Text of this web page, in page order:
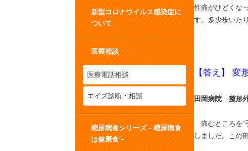
性痛がひどくな
す。多少歩いた
【答え】 変
田岡病院 整形
痛むところを“
しました。この
新型コロナウイルス感染症に
ついて
医療相談
医療電話相談
エイズ診断・相談
糖尿病食シリーズ－糖尿病食
は健康食－